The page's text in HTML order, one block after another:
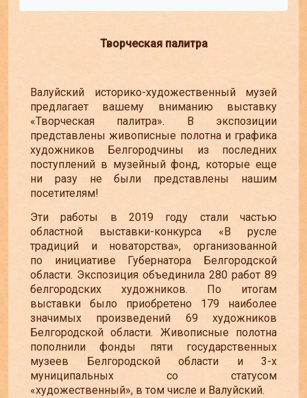
Творческая палитра
Валуйский историко-художественный музей
предлагает вашему вниманию выставку
«Творческая палитра». В экспозиции
представлены живописные полотна и графика
художников Белгородчины из последних
поступлений в музейный фонд, которые еще
ни разу не были представлены нашим
посетителям!
Эти работы в 2019 году стали частью
областной выставки-конкурса «В русле
традиций и новаторства», организованной
по инициативе Губернатора Белгородской
области. Экспозиция объединила 280 работ 89
белгородских художников. По итогам
выставки было приобретено 179 наиболее
значимых произведений 69 художников
Белгородской области. Живописные полотна
пополнили фонды пяти государственных
музеев Белгородской области и 3-х
муниципальных со статусом
«художественный», в том числе и Валуйский.